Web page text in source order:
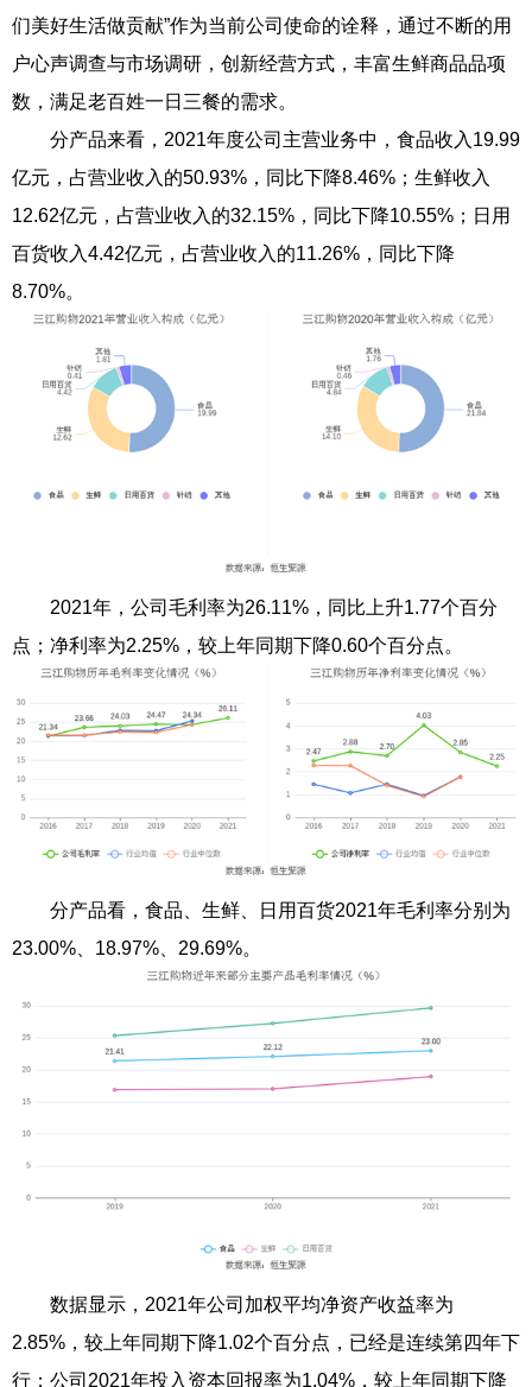
们美好生活做贡献”作为当前公司使命的诠释，通过不断的用
户心声调查与市场调研，创新经营方式，丰富生鲜商品品项
数，满足老百姓一日三餐的需求。
分产品来看，2021年度公司主营业务中，食品收入19.99
亿元，占营业收入的50.93%，同比下降8.46%；生鲜收入
12.62亿元，占营业收入的32.15%，同比下降10.55%；日用
百货收入4.42亿元，占营业收入的11.26%，同比下降
8.70%。
2021年，公司毛利率为26.11%，同比上升1.77个百分
点；净利率为2.25%，较上年同期下降0.60个百分点。
分产品看，食品、生鲜、日用百货2021年毛利率分别为
23.00%、18.97%、29.69%。
数据显示，2021年公司加权平均净资产收益率为
2.85%，较上年同期下降1.02个百分点，已经是连续第四年下
行；公司2021年投入资本回报率为1.04%，较上年同期下降